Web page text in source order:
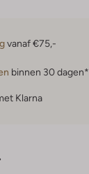
vanaf €75,-
binnen 30 dagen*
Klarna